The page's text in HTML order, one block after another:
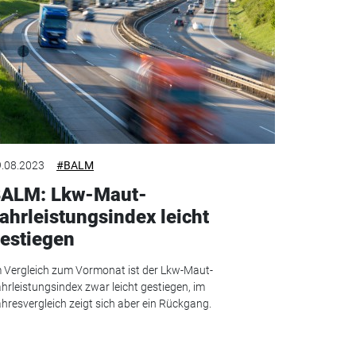
#BALM
Lkw-Maut-
leicht
Vergleich zum Vormonat ist der Lkw-Maut-
zwar leicht gestiegen, im
zeigt sich aber ein Rückgang.